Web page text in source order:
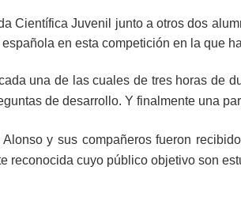
Científica Juvenil junto a otros dos
en esta competición en la que
una de las cuales de tres horas de
de desarrollo. Y finalmente una
y sus compañeros fueron
reconocida cuyo público objetivo son